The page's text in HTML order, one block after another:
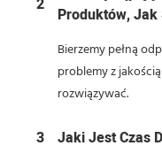
Produktów, Jak
Bierzemy pełną
problemy z
rozwiązywać.
3 Jaki Jest Czas